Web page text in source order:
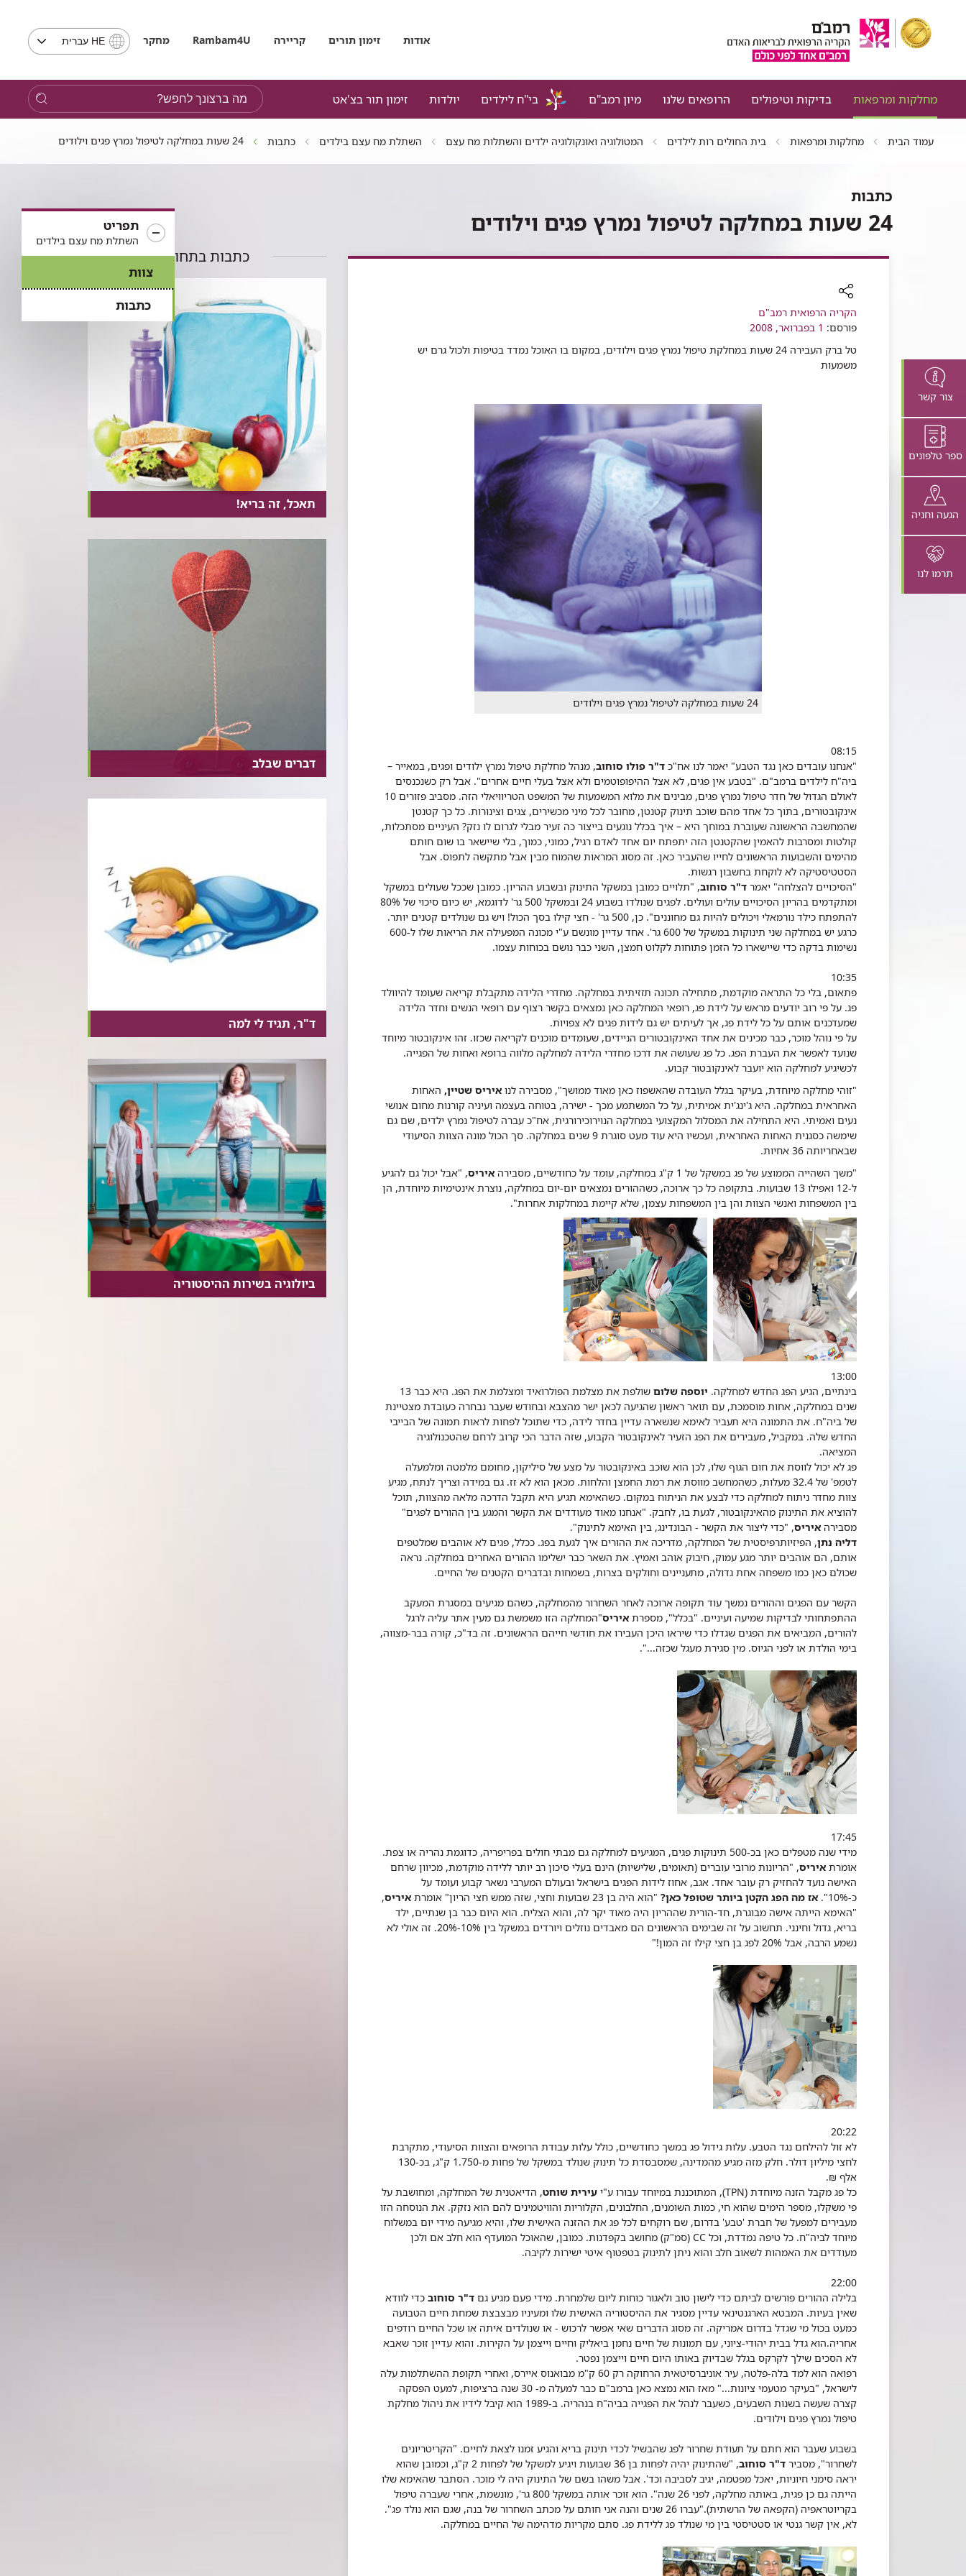
אודות זימון תורים קריירה Rambam4U מחקר
בחירת
שים
לב,
בבחירת
תועבר
לאתר
HE עברית
מחלקות ומרפאות בדיקות וטיפולים הרופאים שלנו מיון רמב"ם בי"ח לילדים יולדות זימון תור בצ'אט
מה
ברצונך
לחפש?
צור קשר
ספר טלפונים
הגעה וחניה
תרמו לנו
עמוד הבית מחלקות ומרפאות בית החולים רות לילדים המטולוגיה ואונקולוגיה ילדים והשתלות מח עצם השתלת מח עצם בילדים כתבות 24 שעות במחלקה לטיפול נמרץ פגים וילודים
תפריט
השתלת מח עצם בילדים
צוות
כתבות
כתבות
24 שעות במחלקה לטיפול נמרץ פגים וילודים
רכיב
שיתוף
הקריה הרפואית רמב"ם
פורסם: 1 בפברואר, 2008
טל ברק העבירה 24 שעות במחלקת טיפול נמרץ פגים וילודים, במקום בו האוכל נמדד בטיפות ולכול גרם יש
משמעות
24 שעות במחלקה לטיפול נמרץ פגים וילודים
08:15
"אנחנו עובדים כאן נגד הטבע" יאמר לנו אח"כ ד"ר פו​לו סוחוב, מנהל מחלקת טיפול נמרץ ילודים ופגים, במאייר –
ביה"ח לילדים ברמב"ם. "בטבע אין פגים, לא אצל ההיפופוטמים ולא אצל בעלי חיים אחרים". אבל רק כשנכנסים
לאולם הגדול של חדר טיפול נמרץ פגים, מבינים את מלוא המשמעות של המשפט הטריוויאלי הזה. מסביב פזורים 10
אינקובטורים, בתוך כל אחד מהם שוכב תינוק קטנטן, מחובר לכל מיני מכשירים, צגים וצינורות. כל כך קטנטן
שהמחשבה הראשונה שעוברת במוחך היא – איך בכלל נוגעים בייצור כה זעיר מבלי לגרום לו נזק? העיניים מסתכלות,
קולטות ומסרבות להאמין שהקטנטן הזה יתפתח יום אחד לאדם רגיל, כמוני, כמוך, בלי שיישאר בו שום חותם
מהימים והשבועות הראשונים לחייו שהעביר כאן. זה מסוג המראות שהמוח מבין אבל מתקשה לתפוס. אבל
הסטטיסטיקה לא לוקחת בחשבון רגשות.
"הסיכויים להצלחה" יאמר ד"ר סוחוב, "תלויים כמובן במשקל התינוק ובשבוע ההריון. כמובן שככל שעולים במשקל
ומתקדמים בהריון הסיכויים עולים ועולים. לפגים שנולדו בשבוע 24 ובמשקל 500 גר' לדוגמא, יש כיום סיכוי של 80%
להתפתח כילד נורמאלי ויכולים להיות גם מחוננים".
כן, 500 גר' - חצי קילו בסך הכול! ויש גם שנולדים קטנים יותר.
כרגע יש במחלקה שני תינוקות במשקל של 600 גר'. אחד עדיין מונשם ע"י מכונה המפעילה את הריאות שלו ל-600
נשימות בדקה כדי שיישארו כל הזמן פתוחות לקלוט חמצן, השני כבר נושם בכוחות עצמו.
10:35
פתאום, בלי כל התראה מוקדמת, מתחילה תכונה תזזיתית במחלקה. מחדרי הלידה מתקבלת קריאה שעומד להיוולד
פג. על פי רוב יודעים מראש על לידת פג, רופאי המחלקה כאן נמצאים בקשר רצוף עם רופאי הנשים וחדר הלידה
שמעדכנים אותם על כל לידת פג, אך לעיתים יש גם לידות פגים לא צפויות.
על פי נוהל מוכר, כבר מכינים את אחד האינקובטורים הניידים, שעומדים מוכנים לקריאה שכזו. זהו אינקובטור מיוחד
שנועד לאפשר את העברת הפג. כל פג שעושה את דרכו מחדרי הלידה למחלקה מלווה ברופא ואחות של הפגייה.
לכשיגיע למחלקה הוא יועבר לאינקובטור קבוע.
"זוהי מחלקה מיוחדת, בעיקר בגלל העובדה שהאשפוז כאן מאוד ממושך", מסבירה לנו איריס​ שטיין, האחות
האחראית במחלקה. היא ג'ינג'ית אמיתית, על כל המשתמע מכך - ישירה, בטוחה בעצמה ועיניה קורנות מחום אנושי
נעים ואמיתי. היא התחילה את המסלול המקצועי במחלקה הנוירוכירורגית, אח"כ עברה לטיפול נמרץ ילדים, שם גם
שימשה כסגנית האחות האחראית, ועכשיו היא עוד מעט סוגרת 9 שנים במחלקה. סך הכול מונה הצוות הסיעודי
שבאחריותה 36 אחיות.
"משך השהייה הממוצע של פג במשקל של 1 ק"ג במחלקה, עומד על כחודשיים, מסבירה
איריס, "אבל יכול גם להגיע
ל-12 ואפילו 13 שבועות. בתקופה כל כך ארוכה, כשההורים נמצאים יום-יום במחלקה, נוצרת אינטימיות מיוחדת, הן
בין המשפחות ואנשי הצוות והן בין המשפחות עצמן, שלא קיימת במחלקות אחרות".
13:00
בינתיים, הגיע הפג החדש למחלקה. יוספה שלום
שולפת את מצלמת הפולרואיד ומצלמת את הפג. היא כבר 13
שנים במחלקה, אחות מוסמכת, עם תואר ראשון שהגיעה לכאן ישר מהצבא ובחודש שעבר נבחרה כעובדת מצטיינת
של ביה"ח. את התמונה היא תעביר לאימא שנשארה עדיין בחדר לידה, כדי שתוכל לפחות לראות תמונה של הבייבי
החדש שלה. במקביל, מעבירים את הפג הזעיר לאינקובטור הקבוע, שזה הדבר הכי קרוב לרחם שהטכנולוגיה
המציאה.
פג לא יכול לווסת את חום הגוף שלו, לכן הוא שוכב באינקובטור על מצע של סיליקון, מחומם מלמטה ומלמעלה
לטמפ' של 32.4 מעלות, כשהמחשב מווסת את רמת החמצן והלחות. מכאן הוא לא זז. גם במידה וצריך לנתח, מגיע
צוות מחדר ניתוח למחלקה כדי לבצע את הניתוח במקום. כשהאימא תגיע היא תקבל הדרכה מלאה מהצוות, תוכל
להוציא את התינוק מהאינקובטור, לגעת בו, לחבק. "אנחנו מאוד מעודדים את הקשר והמגע בין ההורים לפגים"
מסבירה איריס, "כדי ליצור את הקשר - הבונדינג, בין האימא לתינוק".
דליה נתן, הפיזיותרפיסטית של המחלקה, מדריכה את ההורים איך לגעת בפג. ככלל, פגים לא אוהבים שמלטפים
אותם, הם אוהבים יותר מגע עמוק, חיבוק אוהב ואמיץ. את השאר כבר ישלימו ההורים האחרים במחלקה. נראה
שכולם כאן כמו משפחה אחת גדולה, מתעניינים וחולקים בצרות, בשמחות ובדברים הקטנים של החיים.
הקשר עם הפגים וההורים נמשך עוד תקופה ארוכה לאחר השחרור מהמחלקה, כשהם מגיעים במסגרת המעקב
ההתפתחותי לבדיקות שמיעה ועיניים. "בכלל", מספרת איריס"המחלקה הזו משמשת גם מעין אתר עליה לרגל
להורים, המביאים את הפגים שגדלו כדי שיראו היכן העבירו את חודשי חייהם הראשונים. זה בד"כ, קורה בבר-מצווה,
בימי הולדת או לפני הגיוס. מין סגירת מעגל שכזה...".
17:45
מידי שנה מטפלים כאן בכ-500 תינוקות פגים, המגיעים למחלקה גם מבתי חולים בפריפריה, כדוגמת נהריה או צפת.
אומרת איריס, "הריונות מרובי עוברים (תאומים, שלישיות) הינם בעלי סיכון רב יותר ללידה מוקדמת, מכיוון שרחם
האישה נועד להחזיק רק עובר אחד. אגב, אחוז לידות הפגים בישראל ובעולם המערבי נשאר קבוע ועומד על
כ-10%".
אז מה הפג הקטן ביותר שטופל כאן? "הוא היה בן 23 שבועות וחצי, שזה ממש חצי הריון" אומרת איריס,
"האימא הייתה אישה מבוגרת, חד-הורית שההריון היה מאוד יקר לה, והוא הצליח. הוא היום כבר בן שנתיים, ילד
בריא, גדול וחינני. תחשוב על זה שבימים הראשונים הם מאבדים נוזלים ויורדים במשקל בין 10%-20%. זה אולי לא
נשמע הרבה, אבל 20% לפג בן חצי קילו זה המון!"
20:22
לא זול להילחם נגד הטבע. עלות גידול פג במשך כחודשיים, כולל עלות עבודת הרופאים והצוות הסיעודי, מתקרבת
לחצי מיליון דולר. חלק מזה מגיע מהמדינה, שמסבסדת כל תינוק שנולד במשקל של פחות מ-1.750 ק"ג, בכ-130
אלף ₪.
כל פג מקבל הזנה מיוחדת (TPN), המתוכננת במיוחד עבורו ע"י
עירית שוחט, הדיאטנית של המחלקה, ומחושבת על
פי משקלו, מספר הימים שהוא חי, כמות השומנים, החלבונים, הקלוריות והוויטמינים להם הוא נזקק. את הנוסחה הזו
מעבירים למפעל של חברת 'טבע' בדרום, שם רוקחים לכל פג את ההזנה האישית שלו, והיא מגיעה מידי יום במשלוח
מיוחד לביה"ח. כל טיפה נמדדת, וכל CC (סמ"ק) מחושב בקפדנות. כמובן, שהאוכל המועדף הוא חלב אם ולכן
מעודדים את האמהות לשאוב חלב והוא ניתן לתינוק בטפטוף איטי ישירות לקיבה.
22:00
בלילה ההורים פורשים לביתם כדי לישון טוב ולאגור כוחות ליום שלמחרת. מידי פעם מגיע גם ד"ר סוחוב כדי לוודא
שאין בעיות. המבטא הארגנטינאי עדיין מסגיר את ההיסטוריה האישית שלו ומעיניו מבצבצת שמחת חיים הטבועה
כמעט בכול מי שגדל בדרום אמריקה. זה מסוג הדברים שאי אפשר לרכוש - או שנולדים איתה או שכל החיים רודפים
אחריה.הוא גדל בבית יהודי-ציוני, עם תמונות של חיים נחמן ביאליק וחיים וייצמן על הקירות. והוא עדיין זוכר שאבא
לא הסכים שילך לקרקס בגלל שבדיוק באותו היום חיים וייצמן נפטר.
ר
פואה הוא למד בלה-פלטה, עיר אוניברסיטאית הרחוקה רק 60 ק"מ מבואנוס איירס, ואחרי תקופת ההשתלמות עלה
לישראל, "בעיקר מטעמי ציונות..."
מאז הוא נמצא כאן ברמב"ם כבר למעלה מ- 30 שנה ברציפות, למעט הפסקה
קצרה שעשה בשנות השבעים, כשעבר לנהל את הפגייה בביה"ח בנהריה. ב-1989 הוא קיבל לידיו את ניהול מחלקת
טיפול נמרץ פגים וילודים.
בשבוע שעבר הוא חתם על תעודת שחרור לפג שהבשיל לכדי תינוק בריא והגיע זמנו לצאת לחיים. "הקריטריונים
לשחרור", מסביר ד"ר סוחוב
, "שהתינוק יהיה לפחות בן 36 שבועות ויגיע למשקל של לפחות 2 ק"ג, וכמובן שהוא
יראה סימני חיוניות, יאכל מפטמה, יגיב לסביבה וכד'. אבל משהו בשם של התינוק היה לי מוכר. הסתבר שהאימא שלו
הייתה גם כן פגית, באותה מחלקה, לפני 26 שנה". הוא זוכר אותה במשקל 800 גר', מונשמת, אחרי שעברה טיפול
בקריוטראפיה (הקפאה של הרשתית).
"עברו 26 שנים והנה אני חותם על מכתב השחרור של בנה, שגם הוא נולד פג".
לא, אין קשר גנטי או סטטיסטי בין מי שנולד פג ללידת פג. סתם מקריות מדהימה של החיים במחלקה.​​
כתבות בתחום
תאכל, זה בריא!
דברים שבלב
ד"ר, תגיד לי למה
ביולוגיה בשירות ההיסטוריה